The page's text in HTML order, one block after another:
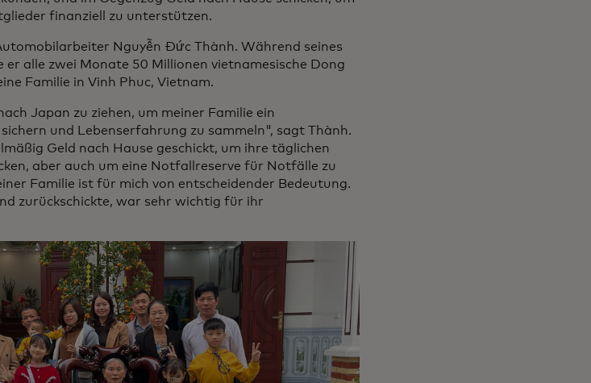
finanziell zu unterstützen.
Nguyễn Đức Thành. Während seines
alle zwei Monate 50 Millionen vietnamesische Dong
Familie in Vinh Phuc, Vietnam.
Japan zu ziehen, um meiner Familie ein
und Lebenserfahrung zu sammeln", sagt Thành.
Geld nach Hause geschickt, um ihre täglichen
aber auch um eine Notfallreserve für Notfälle zu
Familie ist für mich von entscheidender Bedeutung.
zurückschickte, war sehr wichtig für ihr